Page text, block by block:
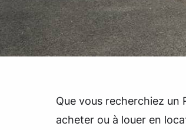
Que vous recherchiez un
acheter ou à louer en